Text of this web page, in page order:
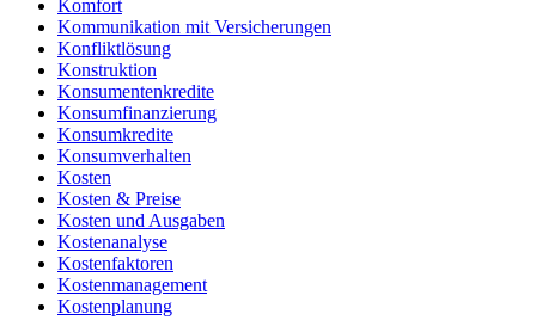
Komfort
Kommunikation mit Versicherungen
Konfliktlösung
Konstruktion
Konsumentenkredite
Konsumfinanzierung
Konsumkredite
Konsumverhalten
Kosten
Kosten & Preise
Kosten und Ausgaben
Kostenanalyse
Kostenfaktoren
Kostenmanagement
Kostenplanung